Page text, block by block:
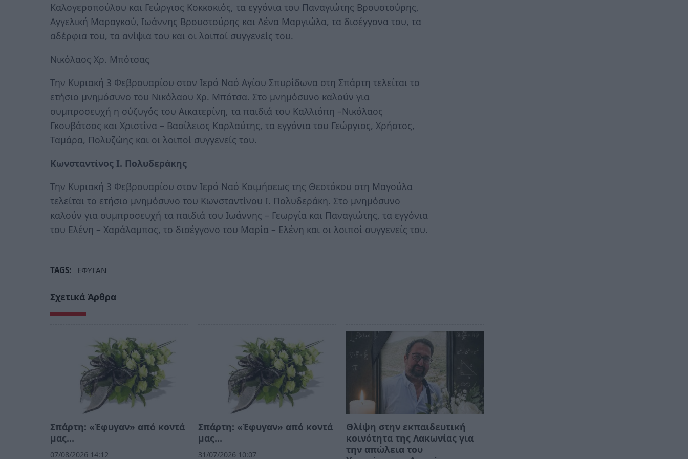
Καλογεροπούλου και Γεώργιος Κοκκοκιός, τα εγγόνια του Παναγιώτης Βρουστούρης,
Αγγελική Μαραγκού, Ιωάννης Βρουστούρης και Λένα Μαργιώλα, τα δισέγγονα του, τα
αδέρφια του, τα ανίψια του και οι λοιποί συγγενείς του.
Νικόλαος Χρ. Μπότσας
Την Κυριακή 3 Φεβρουαρίου στον Ιερό Ναό Αγίου Σπυρίδωνα στη Σπάρτη τελείται το
ετήσιο μνημόσυνο του Νικόλαου Χρ. Μπότσα. Στο μνημόσυνο καλούν για
συμπροσευχή η σύζυγός του Αικατερίνη, τα παιδιά του Καλλιόπη –Νικόλαος
Γκουβάτσος και Χριστίνα – Βασίλειος Καρλαύτης, τα εγγόνια του Γεώργιος, Χρήστος,
Ταμάρα, Πολυζώης και οι λοιποί συγγενείς του.
Κωνσταντίνος Ι. Πολυδεράκης
Την Κυριακή 3 Φεβρουαρίου στον Ιερό Ναό Κοιμήσεως της Θεοτόκου στη Μαγούλα
τελείται το ετήσιο μνημόσυνο του Κωνσταντίνου Ι. Πολυδεράκη. Στο μνημόσυνο
καλούν για συμπροσευχή τα παιδιά του Ιωάννης – Γεωργία και Παναγιώτης, τα εγγόνια
του Ελένη – Χαράλαμπος, το δισέγγονο του Μαρία – Ελένη και οι λοιποί συγγενείς του.
TAGS: ΕΦΥΓΑΝ
Σχετικά Άρθρα
Σπάρτη: «Έφυγαν» από κοντά
μας…
07/08/2026 14:12
Σπάρτη: «Έφυγαν» από κοντά
μας…
31/07/2026 10:07
Θλίψη στην εκπαιδευτική
κοινότητα της Λακωνίας για
την απώλεια του